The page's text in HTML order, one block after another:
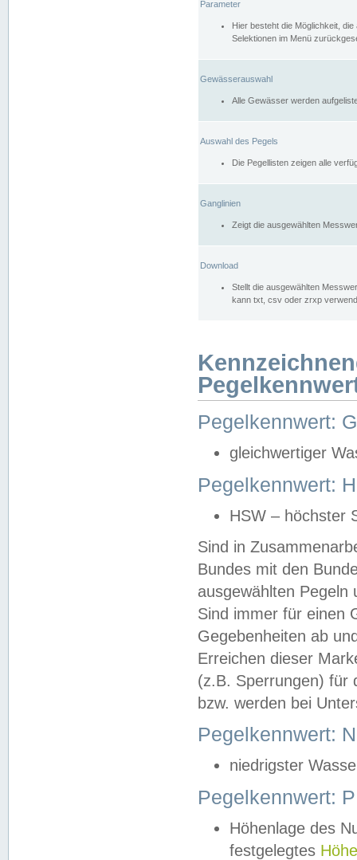
Parameter
Hier besteht die Möglichkeit,
Selektionen im Menü
Gewässerauswahl
Alle Gewässer werden
Auswahl des Pegels
Die Pegellisten zeigen alle
Ganglinien
Zeigt die ausgewählten
Download
Stellt die ausgewählten
kann txt, csv oder zrxp
Pegelkennwert:
gleichwertiger
Pegelkennwert:
HSW – höchster
Sind in
Bundes mit den
ausgewählten
Sind immer für einen
Gegebenheiten ab
Erreichen dieser
(z.B. Sperrungen) für
bzw. werden bei
Pegelkennwert:
niedrigster
Pegelkennwert:
Höhenlage des
festgelegtes